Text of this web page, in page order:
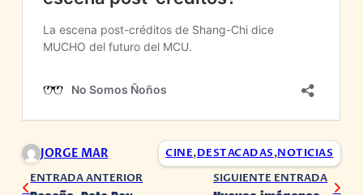
JORGE MAR CINE,DESTACADAS,NOTICIAS
ENTRADA ANTERIOR
SIGUIENTE ENTRADA